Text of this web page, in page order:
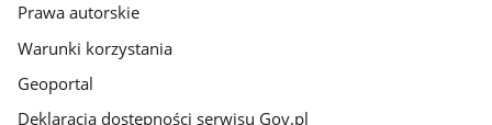
Prawa autorskie
Warunki korzystania
Geoportal
Deklaracja dostępności serwisu Gov.pl